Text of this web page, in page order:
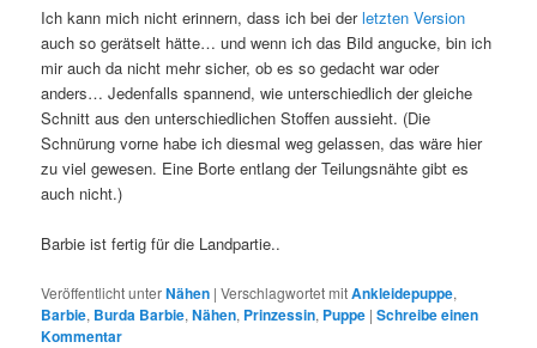
Ich kann mich nicht erinnern, dass ich bei derletzten Version
auch so gerätselt hätte… und wenn ich das Bild angucke, bin ich
mir auch da nicht mehr sicher, ob es so gedacht war oder
anders… Jedenfalls spannend, wie unterschiedlich der gleiche
Schnitt aus den unterschiedlichen Stoffen aussieht. (Die
Schnürung vorne habe ich diesmal weg gelassen, das wäre hier
zu viel gewesen. Eine Borte entlang der Teilungsnähte gibt es
auch nicht.)
Barbie ist fertig für die Landpartie..
Veröffentlicht unterNähen |Verschlagwortet mitAnkleidepuppe,
Barbie, Burda Barbie,Nähen, Prinzessin, Puppe |Schreibe einen
Kommentar